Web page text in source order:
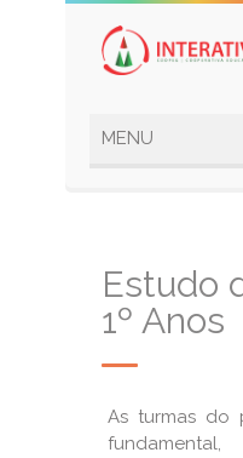
Estudo
1º Anos
As turmas do